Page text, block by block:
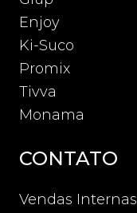
Enjoy
Ki-Suco
Promix
Tivva
Monama
CONTATO
Vendas Internas